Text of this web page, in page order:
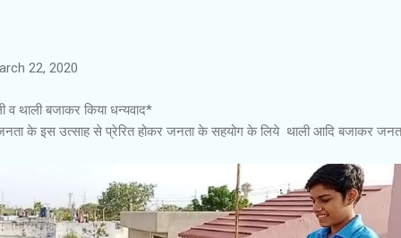
22, 2020
व थाली बजाकर किया धन्यवाद*
के इस उत्साह से प्रेरित होकर जनता के सहयोग के लिये थाली आदि बजाकर